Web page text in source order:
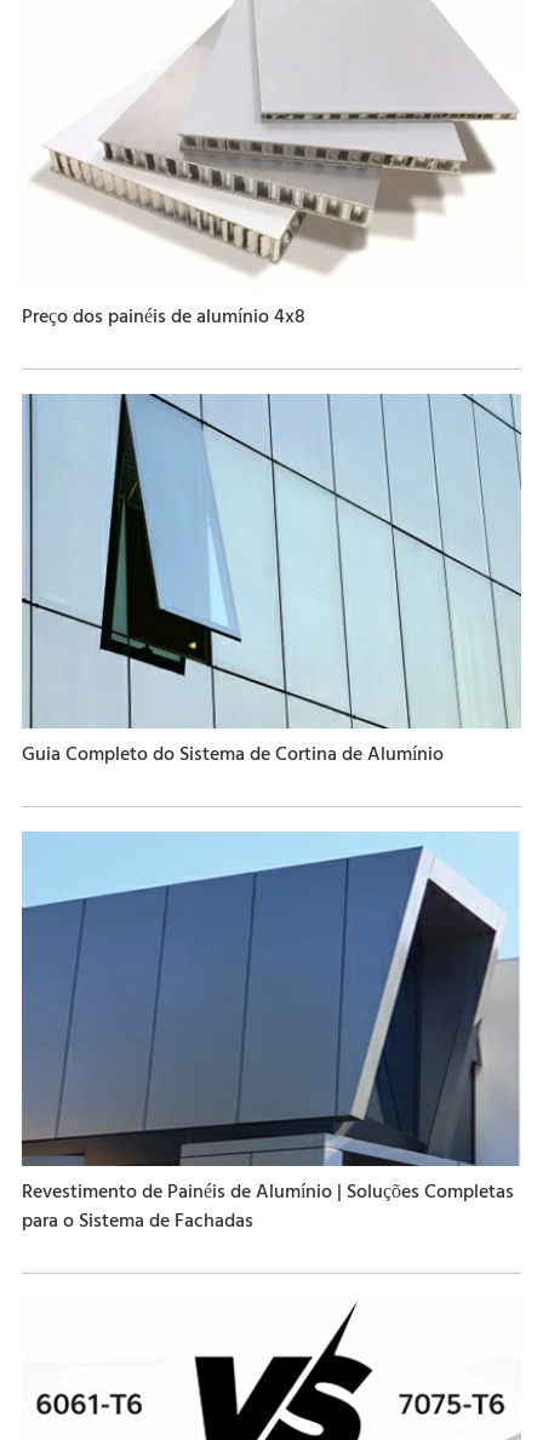
Preço dos painéis de alumínio 4x8
Guia Completo do Sistema de Cortina de Alumínio
Revestimento de Painéis de Alumínio | Soluções Completas
para o Sistema de Fachadas